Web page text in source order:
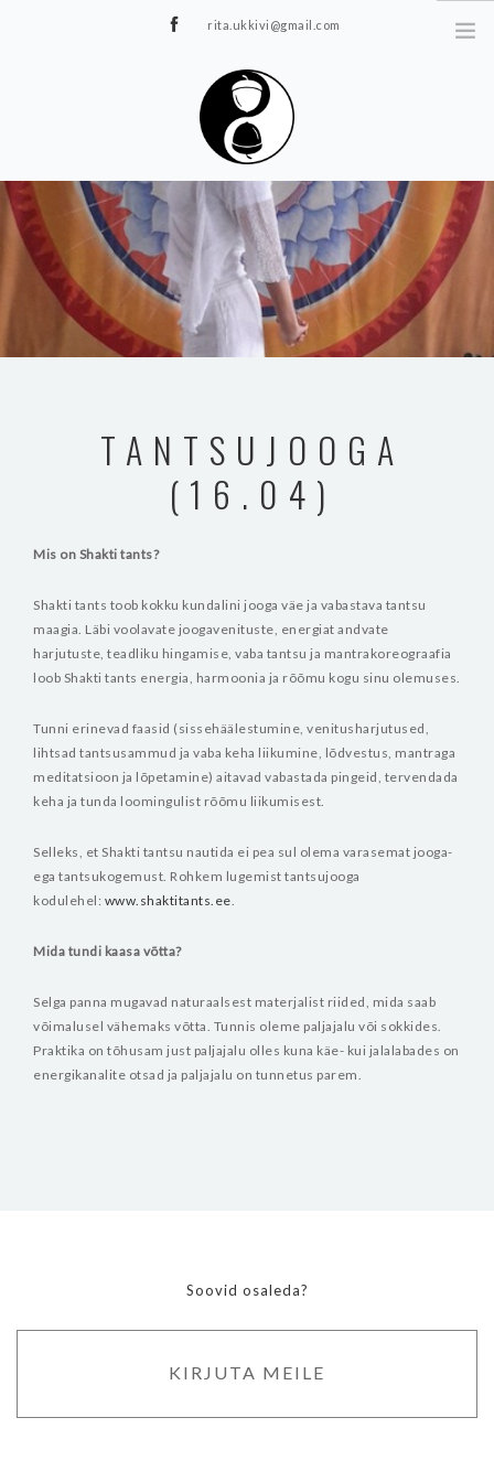
rita.ukkivi@gmail.com
STUUDIOST
TUNNIPLAAN
JOOGA/PILATES
TERAAPIA
ÜRITUSED
KONTAKT
TANTSUJOOGA
(16.04)
Mis on Shakti tants?
Shakti tants toob kokku kundalini jooga väe ja vabastava tantsu
maagia. Läbi voolavate joogavenituste, energiat andvate
harjutuste, teadliku hingamise, vaba tantsu ja mantrakoreograafia
loob Shakti tants energia, harmoonia ja rõõmu kogu sinu olemuses.
Tunni erinevad faasid (sissehäälestumine, venitusharjutused,
lihtsad tantsusammud ja vaba keha liikumine, lõdvestus, mantraga
meditatsioon ja lõpetamine) aitavad vabastada pingeid, tervendada
keha ja tunda loomingulist rõõmu liikumisest.
Selleks, et Shakti tantsu nautida ei pea sul olema varasemat jooga-
ega tantsukogemust. Rohkem lugemist tantsujooga
kodulehel: www.shaktitants.ee.
Mida tundi kaasa võtta?
Selga panna mugavad naturaalsest materjalist riided, mida saab
võimalusel vähemaks võtta. Tunnis oleme paljajalu või sokkides.
Praktika on tõhusam just paljajalu olles kuna käe- kui jalalabades on
energikanalite otsad ja paljajalu on tunnetus parem.
Soovid osaleda?
KIRJUTA MEILE